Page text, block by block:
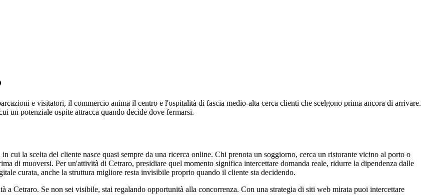
e visitatori, il commercio anima il centro e l'ospitalità di fascia medio-alta cerca clienti che scelgono prima ancora di arrivare.
un potenziale ospite attracca quando decide dove fermarsi.
cui la scelta del cliente nasce quasi sempre da una ricerca online. Chi prenota un soggiorno, cerca un ristorante vicino al porto o
di muoversi. Per un'attività di Cetraro, presidiare quel momento significa intercettare domanda reale, ridurre la dipendenza dalle
curata, anche la struttura migliore resta invisibile proprio quando il cliente sta decidendo.
Cetraro. Se non sei visibile, stai regalando opportunità alla concorrenza. Con una strategia di siti web mirata puoi intercettare